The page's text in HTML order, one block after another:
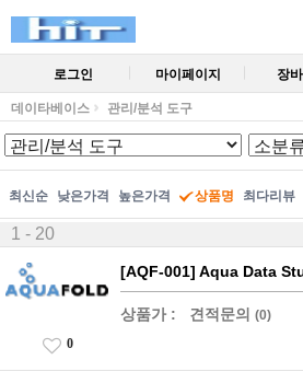
로그인 마이페이지 장
데이타베이스 관리/분석 도구
최신순 낮은가격 높은가격 상품명 최다리뷰
1 - 20
[AQF-001] Aqua Data
상품가 : 견적문의 (0)
0